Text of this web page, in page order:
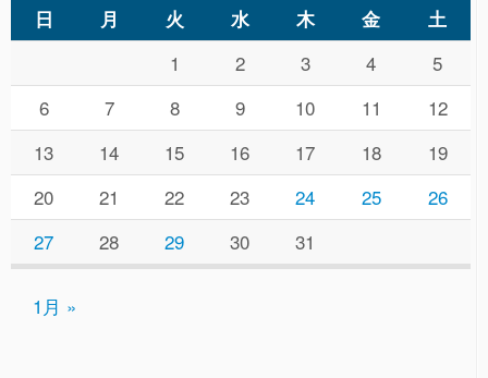
日 月 火 水 木 金 土
1 2 3 4
5
6
7 8 9 10 11
12
13
14 15 16 17 18
19
20
21 22 23 24 25
26
27
28 29 30 31
1月 »